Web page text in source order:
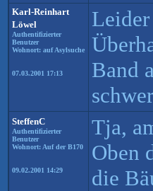
Karl-Reinhart
Löwel
Authentifizierter
Benutzer
Wohnort: auf Asylsuche
07.03.2001 17:13
Band
SteffenC
Authentifizierter
Benutzer
Wohnort: Auf der B170
09.02.2001 14:29
Tja,
Oben
die